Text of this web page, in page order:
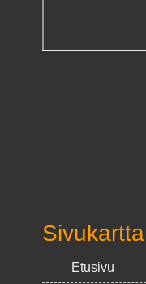
Sivukartta
Etusivu